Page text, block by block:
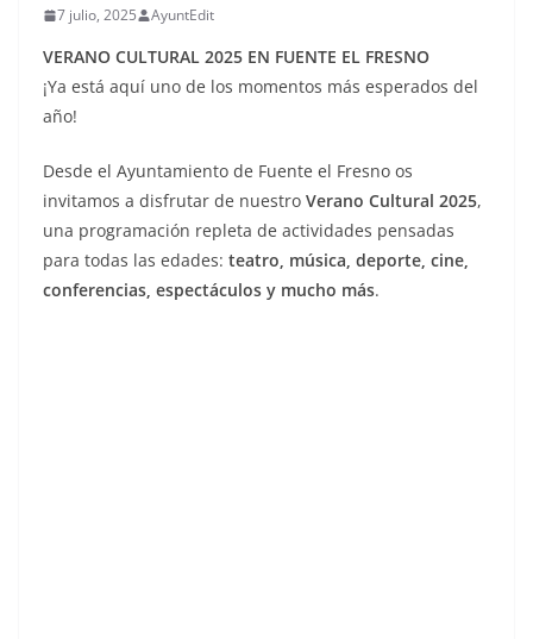
7 julio, 2025 AyuntEdit
VERANO CULTURAL 2025 EN FUENTE EL FRESNO
¡Ya está aquí uno de los momentos más esperados del
año!
Desde el Ayuntamiento de Fuente el Fresno os
invitamos a disfrutar de nuestro Verano Cultural 2025,
una programación repleta de actividades pensadas
para todas las edades: teatro, música, deporte, cine,
conferencias, espectáculos y mucho más.